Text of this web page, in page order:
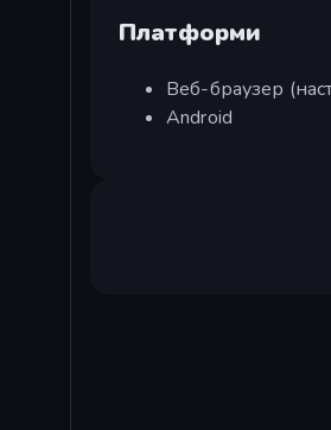
Платформи
Веб-браузер
Android